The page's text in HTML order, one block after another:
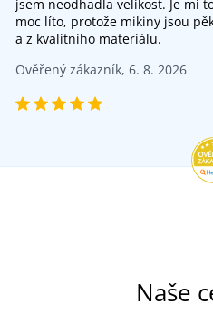
jsem neodhadla velikost. Je mi
moc líto, protože mikiny jsou
a z kvalitního materiálu.
Ověřený zákazník, 6. 8. 2026
Naše